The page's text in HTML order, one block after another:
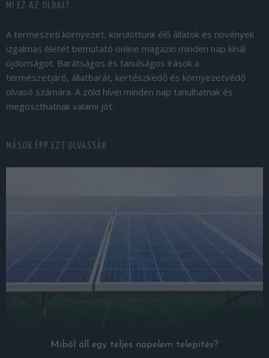
MI EZ AZ OLDAL?
A természeti környezet, körülöttünk élő állatok és növények
izgalmas életét bemutató online magazin minden nap kínál
újdonságot. Barátságos és tanulságos írások a
természetjáró, állatbarát, kertészkedő és környezetvédő
olvasó számára. A zöld hívei minden nap tanulhatnak és
megoszthatnak valami jót.
MÁSOK ÉPP EZT OLVASSÁK
Miből áll egy teljes napelem telepítés?